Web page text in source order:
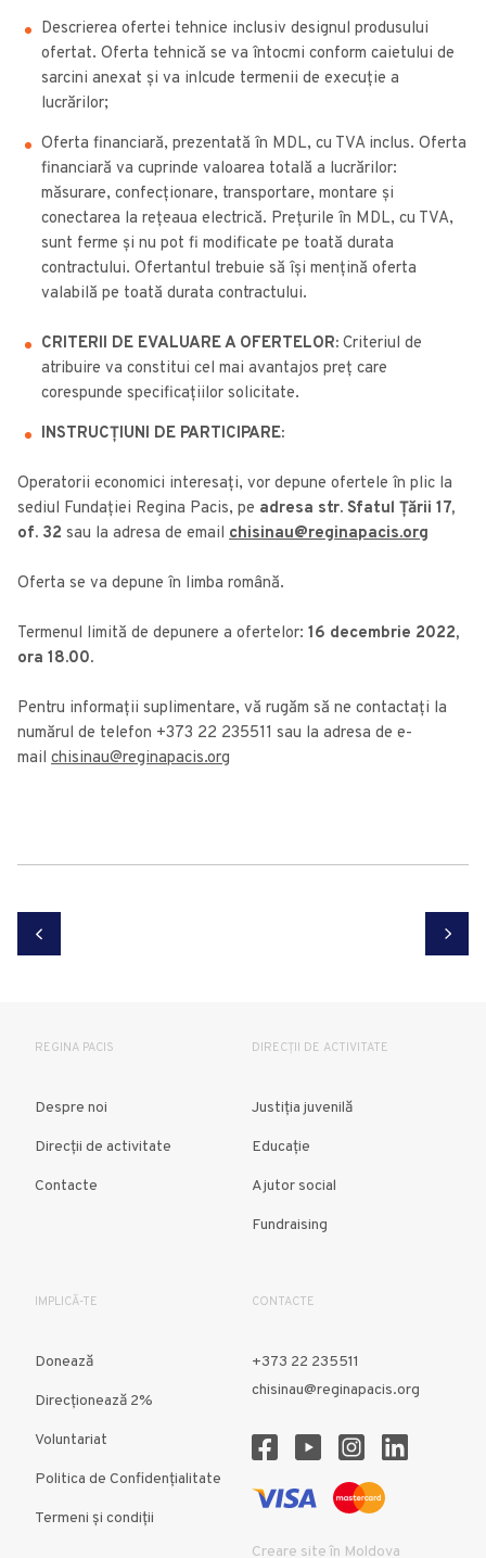
Descrierea ofertei tehnice inclusiv designul produsului
ofertat. Oferta tehnică se va întocmi conform caietului de
sarcini anexat și va inlcude termenii de execuție a
lucrărilor;
Oferta financiară, prezentată în MDL, cu TVA inclus. Oferta
financiară va cuprinde valoarea totală a lucrărilor:
măsurare, confecționare, transportare, montare și
conectarea la rețeaua electrică. Prețurile în MDL, cu TVA,
sunt ferme și nu pot fi modificate pe toată durata
contractului. Ofertantul trebuie să își mențină oferta
valabilă pe toată durata contractului.
CRITERII DE EVALUARE A OFERTELOR: Criteriul de
atribuire va constitui cel mai avantajos preț care
corespunde specificațiilor solicitate.
INSTRUCȚIUNI DE PARTICIPARE:
Operatorii economici interesați, vor depune ofertele în plic la
sediul Fundației Regina Pacis, pe adresa str. Sfatul Țării 17,
of. 32 sau la adresa de email chisinau@reginapacis.org
Oferta se va depune în limba română.
Termenul limită de depunere a ofertelor: 16 decembrie 2022,
ora 18.00.
Pentru informații suplimentare, vă rugăm să ne contactați la
numărul de telefon +373 22 235511 sau la adresa de e-
mail chisinau@reginapacis.org
REGINA PACIS
Despre noi
Direcții de activitate
Contacte
DIRECȚII DE ACTIVITATE
Justiția juvenilă
Educație
Ajutor social
Fundraising
IMPLICĂ-TE
Donează
Direcţionează 2%
Voluntariat
Politica de Confidențialitate
Termeni și condiții
CONTACTE
+373 22 235511
chisinau@reginapacis.org
Creare site în Moldova